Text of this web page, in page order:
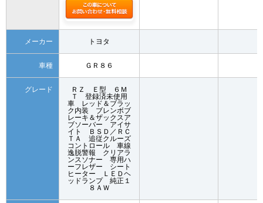
メーカー トヨタ
車種 ＧＲ８６
グレード
ＲＺ Ｅ型 ６Ｍ
Ｔ 登録済未使用
車 レッド＆ブラッ
ク内装 ブレンボブ
レーキ＆ザックスア
ブソーバー アイサ
イト ＢＳＤ／ＲＣ
ＴＡ 追従クルーズ
コントロール 車線
逸脱警報 クリアラ
ンスソナー 専用ハ
ーフレザー シート
ヒーター ＬＥＤヘ
ッドランプ 純正１
８ＡＷ